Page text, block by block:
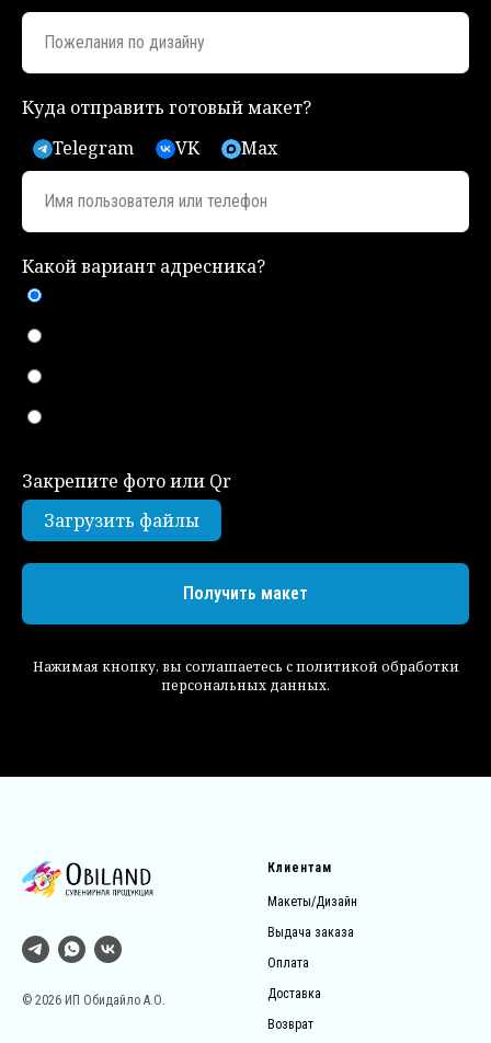
Пожелания по дизайну
Куда отправить готовый макет?
Telegram
VK Max
Имя пользователя или телефон
Какой вариант адресника?
Закрепите фото или Qr
Загрузить файлы
Получить макет
Нажимая кнопку, вы соглашаетесь с политикой обработки
персональных данных.
© 2026 ИП Обидайло А.О.
Клиентам
Макеты/Дизайн
Выдача заказа
Оплата
Доставка
Возврат